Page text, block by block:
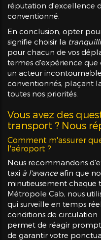
réputation d'excellence
conventionné.
En conclusion, opter
signifie choisir la
pour chacun de vos
termes d'expérience
un acteur incontournable
conventionnés, plaçant
toutes nos priorités.
Vous avez des
transport ? Nous
Comment m'assurer
l'aéroport ?
Nous recommandons
taxi à l'avanceafin que
minutieusement chaque
Métropole Cab, nous
qui surveille en temps
conditions de
permet de réagir
de garantir votre